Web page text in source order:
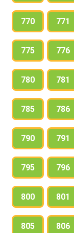
770 771
775 776
780 781
785 786
790 791
795 796
800 801
805 806